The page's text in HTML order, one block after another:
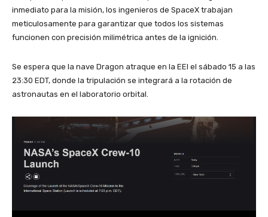
inmediato para la misión, los ingenieros de SpaceX trabajan
meticulosamente para garantizar que todos los sistemas
funcionen con precisión milimétrica antes de la ignición.
Se espera que la nave Dragon atraque en la EEI el sábado 15 a las
23:30 EDT, donde la tripulación se integrará a la rotación de
astronautas en el laboratorio orbital.